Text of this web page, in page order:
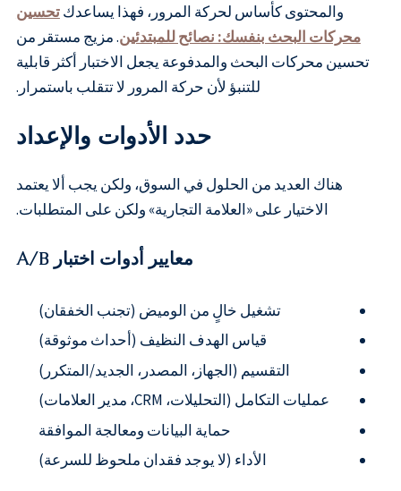
والمحتوى كأساس لحركة المرور، فهذا يساعدكتحسين
محركات البحث بنفسك: نصائح للمبتدئين. مزيج مستقر من
تحسين محركات البحث والمدفوعة يجعل الاختبار أكثر قابلية
للتنبؤ لأن حركة المرور لا تتقلب باستمرار.
حدد الأدوات والإعداد
هناك العديد من الحلول في السوق، ولكن يجب ألا يعتمد
الاختيار على «العلامة التجارية» ولكن على المتطلبات.
معايير أدوات اختبار A/B
تشغيل خالٍ من الوميض (تجنب الخفقان)
قياس الهدف النظيف (أحداث موثوقة)
التقسيم (الجهاز، المصدر، الجديد/المتكرر)
عمليات التكامل (التحليلات، CRM، مدير العلامات)
حماية البيانات ومعالجة الموافقة
الأداء (لا يوجد فقدان ملحوظ للسرعة)